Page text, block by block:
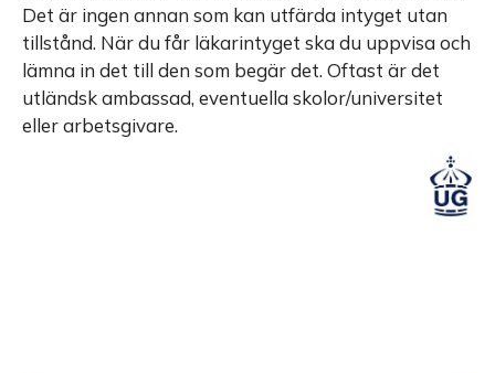
Det är ingen annan som kan utfärda intyget utan
tillstånd. När du får läkarintyget ska du uppvisa och
lämna in det till den som begär det. Oftast är det
utländsk ambassad, eventuella skolor/universitet
eller arbetsgivare.